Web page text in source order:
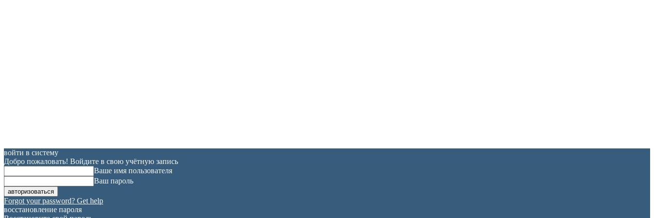
войти в систему
Добро пожаловать! Войдите в свою учётную запись
Ваше имя пользователя
Ваш пароль
Forgot your password? Get help
восстановление пароля